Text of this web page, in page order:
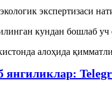
экспертизаси
кундан бошлаб уч
алоҳида
янгиликлар: